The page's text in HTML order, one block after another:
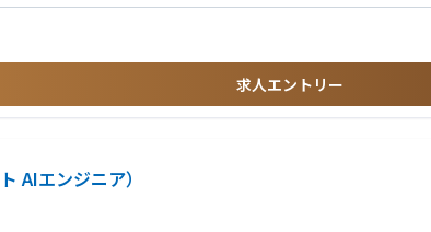
術面・業務面の有効性を検証します。
利用できるシステムへ発展させます。
求人エントリー
AIエンジニア）